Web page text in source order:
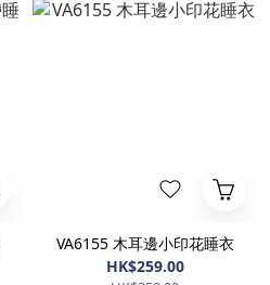
VA6155 木耳邊小印花睡衣
HK$259.00